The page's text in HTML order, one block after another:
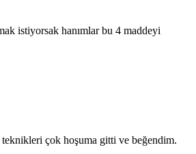
istiyorsak hanımlar bu 4 maddeyi
çok hoşuma gitti ve beğendim.